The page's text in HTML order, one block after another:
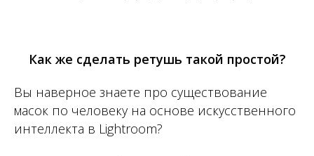
Как же сделать ретушь такой простой?
Вы наверное знаете про существование
масок по человеку на основе искусственного
интеллекта в Lightroom?